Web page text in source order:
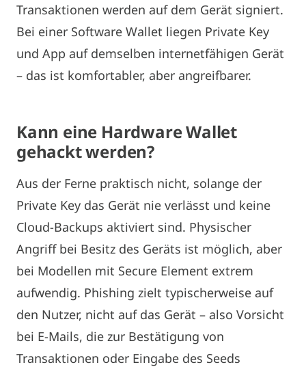
Transaktionen werden auf dem Gerät signiert.
Bei einer Software Wallet liegen Private Key
und App auf demselben internetfähigen Gerät
– das ist komfortabler, aber angreifbarer.
Kann eine Hardware Wallet
gehackt werden?
Aus der Ferne praktisch nicht, solange der
Private Key das Gerät nie verlässt und keine
Cloud-Backups aktiviert sind. Physischer
Angriff bei Besitz des Geräts ist möglich, aber
bei Modellen mit Secure Element extrem
aufwendig. Phishing zielt typischerweise auf
den Nutzer, nicht auf das Gerät – also Vorsicht
bei E-Mails, die zur Bestätigung von
Transaktionen oder Eingabe des Seeds